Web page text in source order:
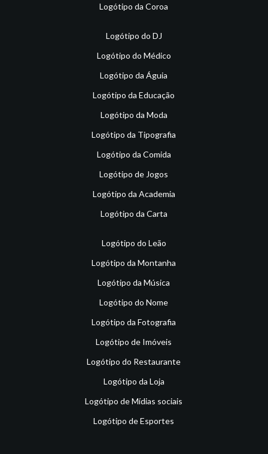
Logótipo da Coroa
Logótipo do DJ
Logótipo do Médico
Logótipo da Águia
Logótipo da Educação
Logótipo da Moda
Logótipo da Tipografia
Logótipo da Comida
Logótipo de Jogos
Logótipo da Academia
Logótipo da Carta
Logótipo do Leão
Logótipo da Montanha
Logótipo da Música
Logótipo do Nome
Logótipo da Fotografia
Logótipo de Imóveis
Logótipo do Restaurante
Logótipo da Loja
Logótipo de Mídias sociais
Logótipo de Esportes